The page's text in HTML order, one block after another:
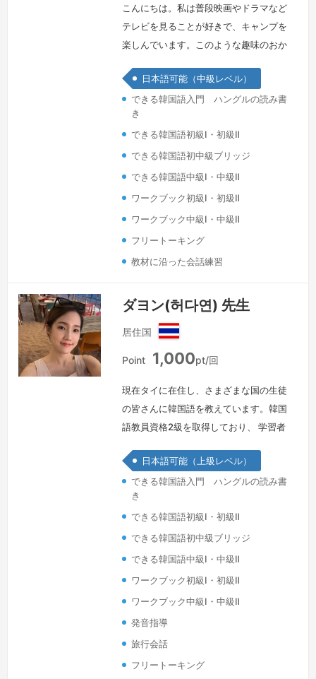
こんにちは。私は普段映画やドラマなど
テレビを見ることが好きで、キャンプを
楽しんでいます。このような趣味のおか
気で親しみを持って授業できるとよく言
われます。時には幼馴染みのように気楽
で愉快に、ストレスさえ解消できる楽し
い授業のためにいつも努力します。
きを見る »
日本語可能（中級レベル）
できる韓国語入門 ハングルの読み書
き
できる韓国語初級Ⅰ・初級Ⅱ
できる韓国語初中級ブリッジ
できる韓国語中級Ⅰ・中級Ⅱ
ワークブック初級Ⅰ・初級Ⅱ
ワークブック中級Ⅰ・中級Ⅱ
フリートーキング
教材に沿った会話練習
ダヨン(허다연) 先生
居住国
タ
イ
Point 1,000pt/回
現在タイに在住し、さまざまな国の生徒
の皆さんに韓国語を教えています。韓国
語教員資格2級を取得しており、 学習者
授業を心がけています。タイに来る前は
日本に4年間住んでおり、日本航空
（JAL）で通訳客室乗務員として勤務し
た経験があります。また、学生時代には
校内アナウンサーとして活動し、JALで
は機内アナウンスも担当していました。
その経験を活かし、韓国語の発音やイン
日本語可能（上級レベル）
できる韓国語入門 ハングルの読み書
き
できる韓国語初級Ⅰ・初級Ⅱ
できる韓国語初中級ブリッジ
できる韓国語中級Ⅰ・中級Ⅱ
ワークブック初級Ⅰ・初級Ⅱ
ワークブック中級Ⅰ・中級Ⅱ
発音指導
旅行会話
フリートーキング